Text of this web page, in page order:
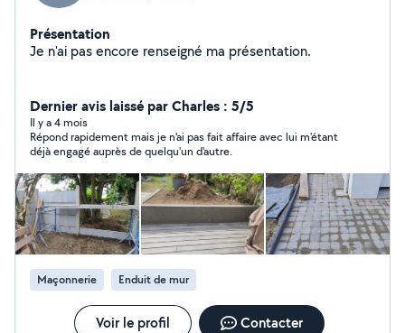
Présentation
Je n'ai pas encore renseigné ma présentation.
Dernier avis laissé par Charles : 5/5
Il y a 4 mois
Répond rapidement mais je n'ai pas fait affaire avec lui m'étant
déjà engagé auprès de quelqu'un d'autre.
Maçonnerie Enduit de mur
Voir le profil Contacter